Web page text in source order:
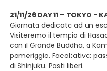
21/11/26 DAY 11 – TOKYO -
Giornata dedicata ad un
Visiteremo il tempio di
con il Grande Buddha, a
pomeriggio. Facoltativa:
di Shinjuku. Pasti liberi.